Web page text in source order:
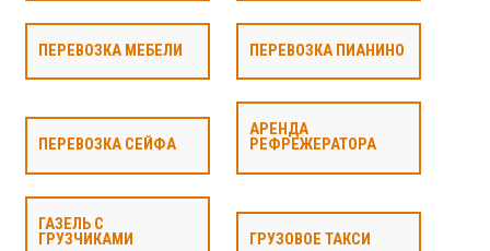
ПЕРЕВОЗКА МЕБЕЛИ ПЕРЕВОЗКА ПИАНИНО
ПЕРЕВОЗКА СЕЙФА
АРЕНДА
РЕФРЕЖЕРАТОРА
ГАЗЕЛЬ С
ГРУЗЧИКАМИ
ГРУЗОВОЕ ТАКСИ